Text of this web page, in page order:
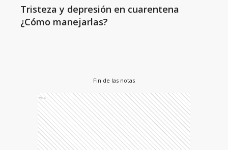
Tristeza y depresión en cuarentena
¿Cómo manejarlas?
Fin de las notas
Ads